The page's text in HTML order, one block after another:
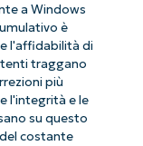
a Windows
è
l'affidabilità di
traggano
più
l'integrità e le
su questo
costante